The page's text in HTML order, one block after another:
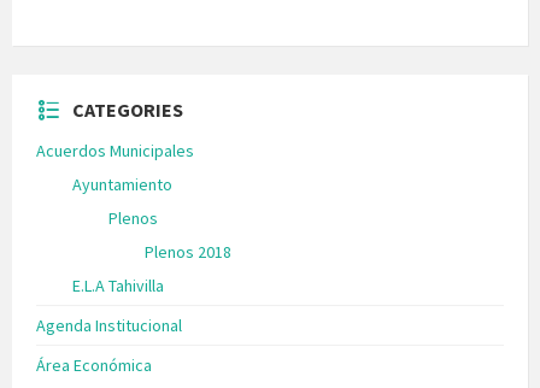
CATEGORIES
Acuerdos Municipales
Ayuntamiento
Plenos
Plenos 2018
E.L.A Tahivilla
Agenda Institucional
Área Económica